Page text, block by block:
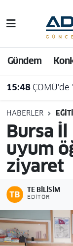
Gündem
15:48 ÇOMÜ'de
HABERLER
Bursa
uyum
ziyaret
TE BILISIM
EDITÖR
Hava
Trafik
Süper Lig
Tüm
Son
Haber Arşivi